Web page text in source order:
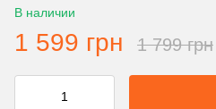
В наличии
1 599 грн 1 799 грн